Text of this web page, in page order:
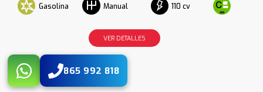
Gasolina Manual 110 cv
VER DETALLES
865 992 818